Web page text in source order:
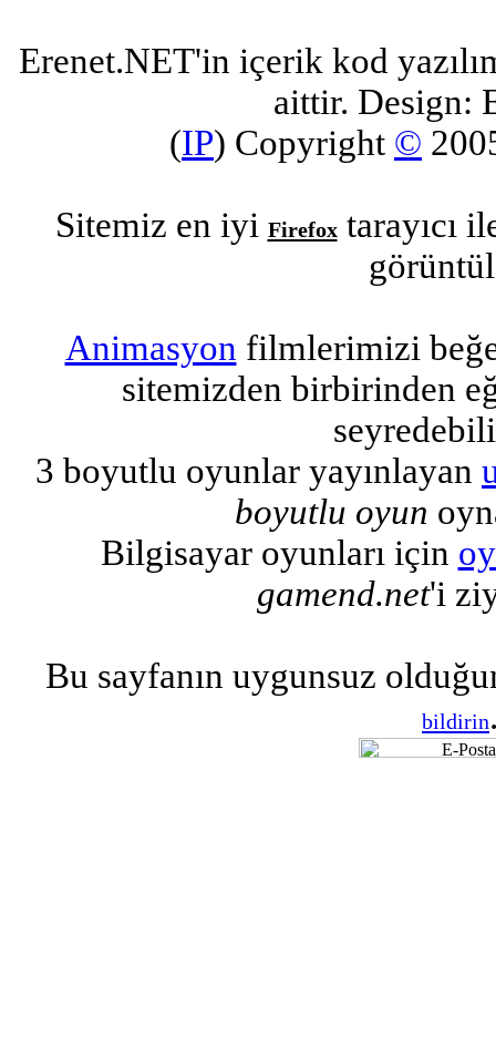
Erenet.NET'in içerik kod
aittir. Design:
(IP) Copyright ©
Sitemiz en iyi Firefoxtarayıcı
Animasyon filmlerimizi
sitemizden birbirinden
3 boyutlu oyunlar yayınlayan
boyutlu oyun
Bilgisayar oyunları için
gamend.net'i
Bu sayfanın uygunsuz
bildirin